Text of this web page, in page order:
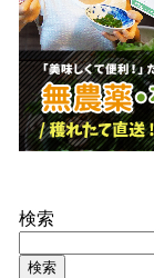
検索
検索